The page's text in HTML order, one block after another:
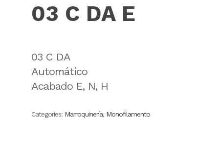
03 C DA E
03 C DA
Automático
Acabado E, N, H
Categories: Marroquinería, Monofilamento